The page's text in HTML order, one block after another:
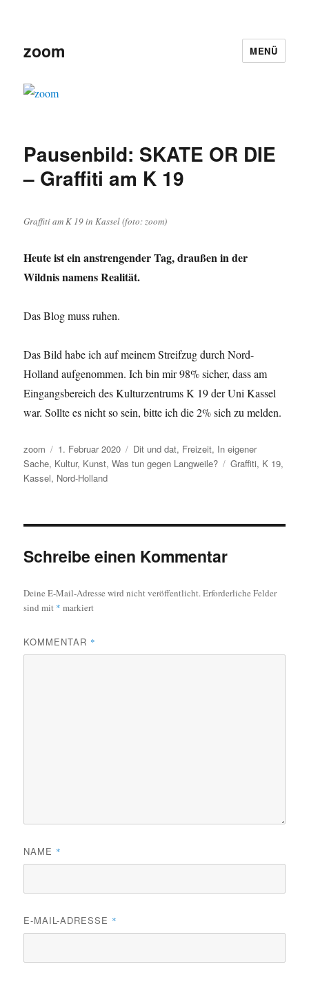
zoom MENÜ
Pausenbild: SKATE OR DIE
– Graffiti am K 19
Graffiti am K 19 in Kassel (foto: zoom)
Heute ist ein anstrengender Tag, draußen in der
Wildnis namens Realität.
Das Blog muss ruhen.
Das Bild habe ich auf meinem Streifzug durch Nord-
Holland aufgenommen. Ich bin mir 98% sicher, dass am
Eingangsbereich des Kulturzentrums K 19 der Uni Kassel
war. Sollte es nicht so sein, bitte ich die 2% sich zu melden.
Autor
zoom
Veröffentlicht
am
1. Februar 2020 Kategorien
Dit und dat, Freizeit, In eigener
Sache, Kultur, Kunst,Was tun gegen Langweile? Schlagwörter
Graffiti, K 19,
Kassel, Nord-Holland
Schreibe einen Kommentar
Deine E-Mail-Adresse wird nicht veröffentlicht.Erforderliche Felder
sind mit * markiert
KOMMENTAR *
NAME *
E-MAIL-ADRESSE *